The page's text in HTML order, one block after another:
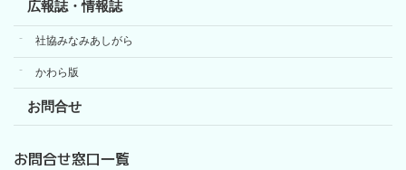
広報誌・情報誌
社協みなみあしがら
かわら版
お問合せ
お問合せ窓口一覧